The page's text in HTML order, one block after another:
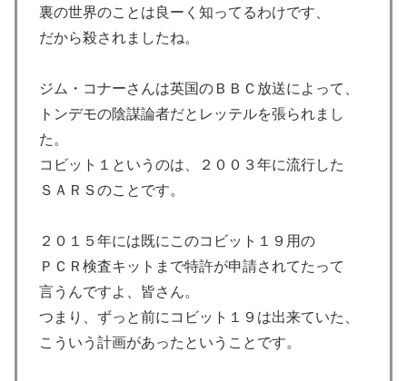
裏の世界のことは良ーく知ってるわけです、
だから殺されましたね。
ジム・コナーさんは英国のＢＢＣ放送によって、
トンデモの陰謀論者だとレッテルを張られまし
た。
コビット１というのは、２００３年に流行した
ＳＡＲＳのことです。
２０１５年には既にこのコビット１９用の
ＰＣＲ検査キットまで特許が申請されてたって
言うんですよ、皆さん。
つまり、ずっと前にコビット１９は出来ていた、
こういう計画があったということです。